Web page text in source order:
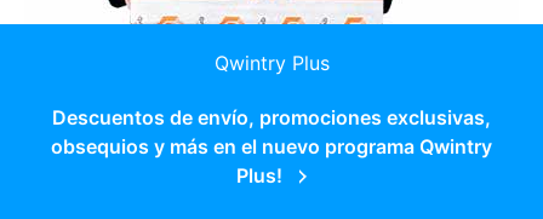
Qwintry Plus
Descuentos de envío, promociones exclusivas,
obsequios y más en el nuevo programa Qwintry
Plus!